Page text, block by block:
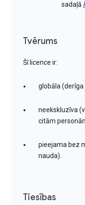
sadaļā
Tvērums
Šī licence ir:
globāla (derīga
neekskluzīva
citām
pieejama bez
nauda).
Tiesības